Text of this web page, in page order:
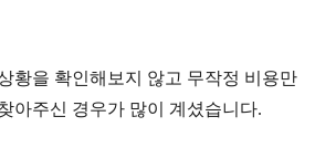
황을 확인해보지 않고 무작정 비용만
아주신 경우가 많이 계셨습니다.